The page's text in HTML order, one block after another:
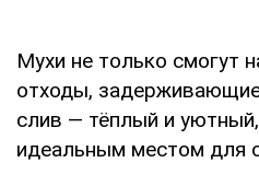
Мухи не только смогут
отходы,
слив — тёплый и
идеальным местом для